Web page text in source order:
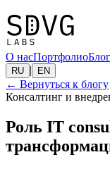
О насПортфолиоБлог
RU | EN
← Вернуться к блогу
Консалтинг и
Роль IT